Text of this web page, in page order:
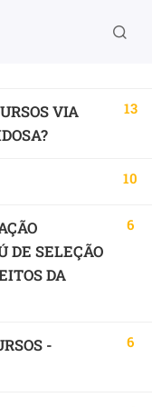
14
VIA
13
10
DE SELEÇÃO
DA
6
-
6
PESQUISAR